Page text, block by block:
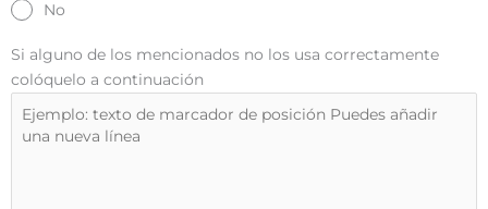
No
Si alguno de los mencionados no los usa correctamente
colóquelo a continuación